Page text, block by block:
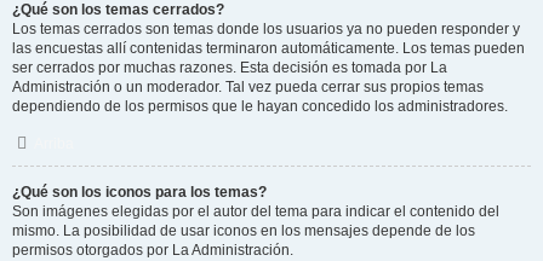
¿Qué son los temas cerrados?
Los temas cerrados son temas donde los usuarios ya no pueden responder y
las encuestas allí contenidas terminaron automáticamente. Los temas pueden
ser cerrados por muchas razones. Esta decisión es tomada por La
Administración o un moderador. Tal vez pueda cerrar sus propios temas
dependiendo de los permisos que le hayan concedido los administradores.
¿Qué son los iconos para los temas?
Son imágenes elegidas por el autor del tema para indicar el contenido del
mismo. La posibilidad de usar iconos en los mensajes depende de los
permisos otorgados por La Administración.